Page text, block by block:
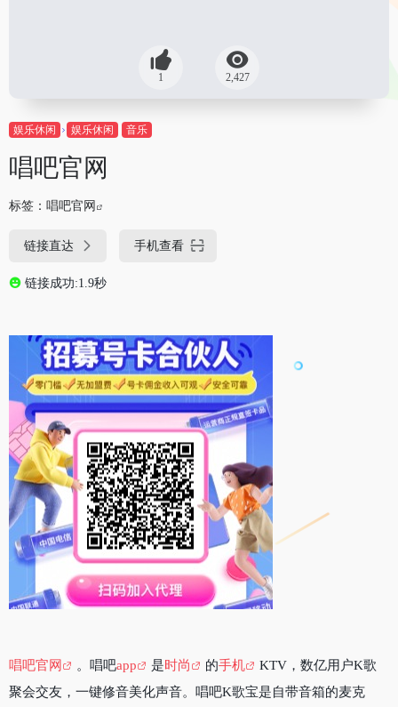
1 2,427
娱乐休闲 娱乐休闲 音乐
唱吧官网
标签： 唱吧官网
链接直达 手机查看
链接成功:1.9秒
唱吧官网 。唱吧app 是时尚 的手机
KTV，数亿用户K歌
聚会交友，一键修音美化声音。唱吧K歌宝是自带音箱的麦克